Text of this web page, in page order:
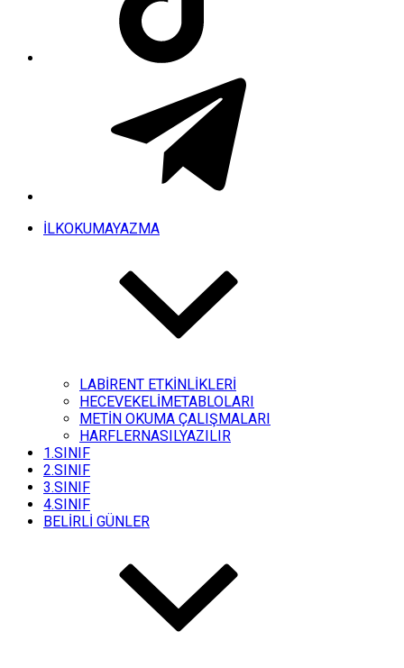
İLKOKUMAYAZMA
LABİRENT ETKİNLİKLERİ
HECEVEKELİMETABLOLARI
METİN OKUMA ÇALIŞMALARI
HARFLERNASILYAZILIR
1.SINIF
2.SINIF
3.SINIF
4.SINIF
BELİRLİ GÜNLER